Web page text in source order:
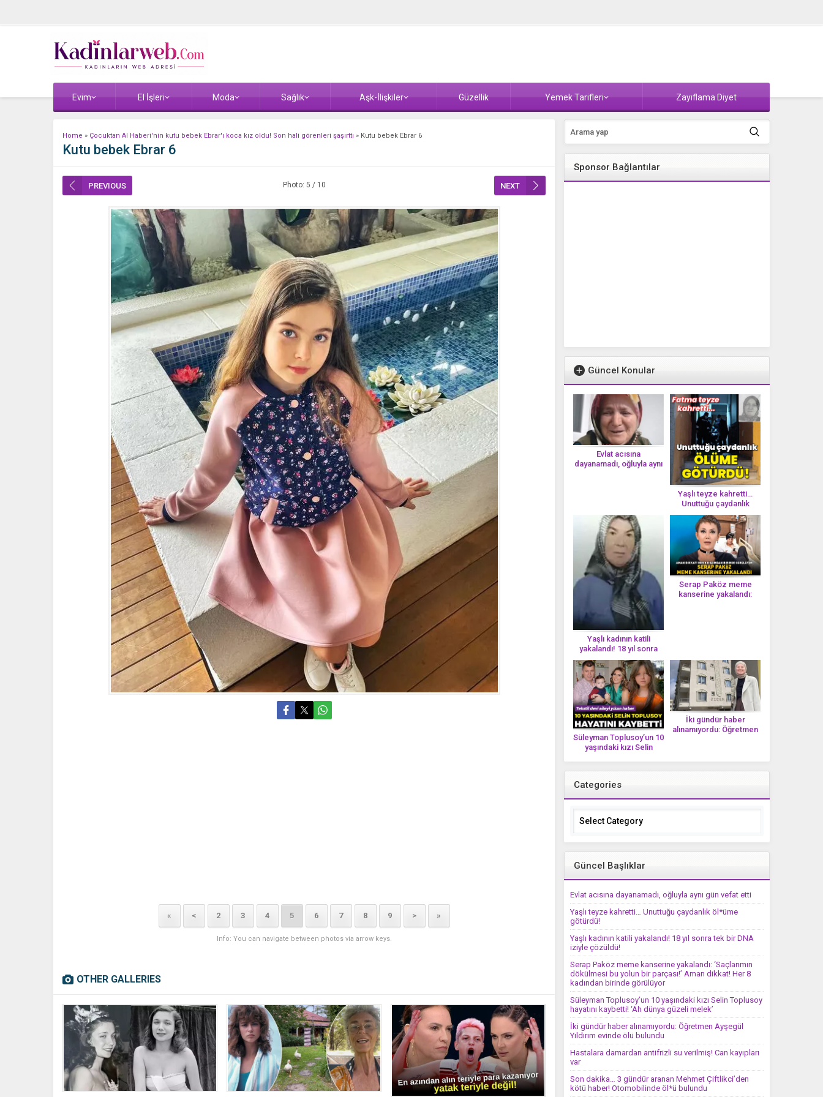
Evim El İşleri Moda Sağlık Aşk-İlişkiler Güzellik Yemek Tarifleri Zayıflama Diyet
Home » Çocuktan Al Haberi'nin kutu bebek Ebrar'ı koca kız oldu! Son hali görenleri şaşırttı » Kutu bebek Ebrar 6
Kutu bebek Ebrar 6
PREVIOUS Photo: 5 / 10 NEXT
« < 2 3 4 5 6 7 8 9 > »
Info: You can navigate between photos via arrow keys.
OTHER GALLERIES
Sponsor Bağlantılar
Güncel Konular
Evlat acısına
dayanamadı, oğluyla aynı
Yaşlı teyze kahretti…
Unuttuğu çaydanlık
öl*üme götürdü!
Yaşlı kadının katili
yakalandı! 18 yıl sonra
tek bir DNA iziyle
çözüldü!
Serap Paköz meme
kanserine yakalandı:
Süleyman Toplusoy’un 10
yaşındaki kızı Selin
İki gündür haber
alınamıyordu: Öğretmen
Categories
Categories
Güncel Başlıklar
Evlat acısına dayanamadı, oğluyla aynı gün vefat etti
Yaşlı teyze kahretti… Unuttuğu çaydanlık öl*üme
götürdü!
Yaşlı kadının katili yakalandı! 18 yıl sonra tek bir DNA
iziyle çözüldü!
Serap Paköz meme kanserine yakalandı: ‘Saçlarımın
dökülmesi bu yolun bir parçası!’ Aman dikkat! Her 8
kadından birinde görülüyor
Süleyman Toplusoy’un 10 yaşındaki kızı Selin Toplusoy
hayatını kaybetti! ‘Ah dünya güzeli melek’
İki gündür haber alınamıyordu: Öğretmen Ayşegül
Yıldırım evinde ölü bulundu
Hastalara damardan antifrizli su verilmiş! Can kayıpları
var
Son dakika… 3 gündür aranan Mehmet Çiftlikci’den
kötü haber! Otomobilinde öl*ü bulundu